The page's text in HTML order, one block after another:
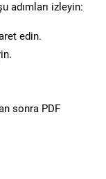
adımları izleyin:
edin.
sonra PDF